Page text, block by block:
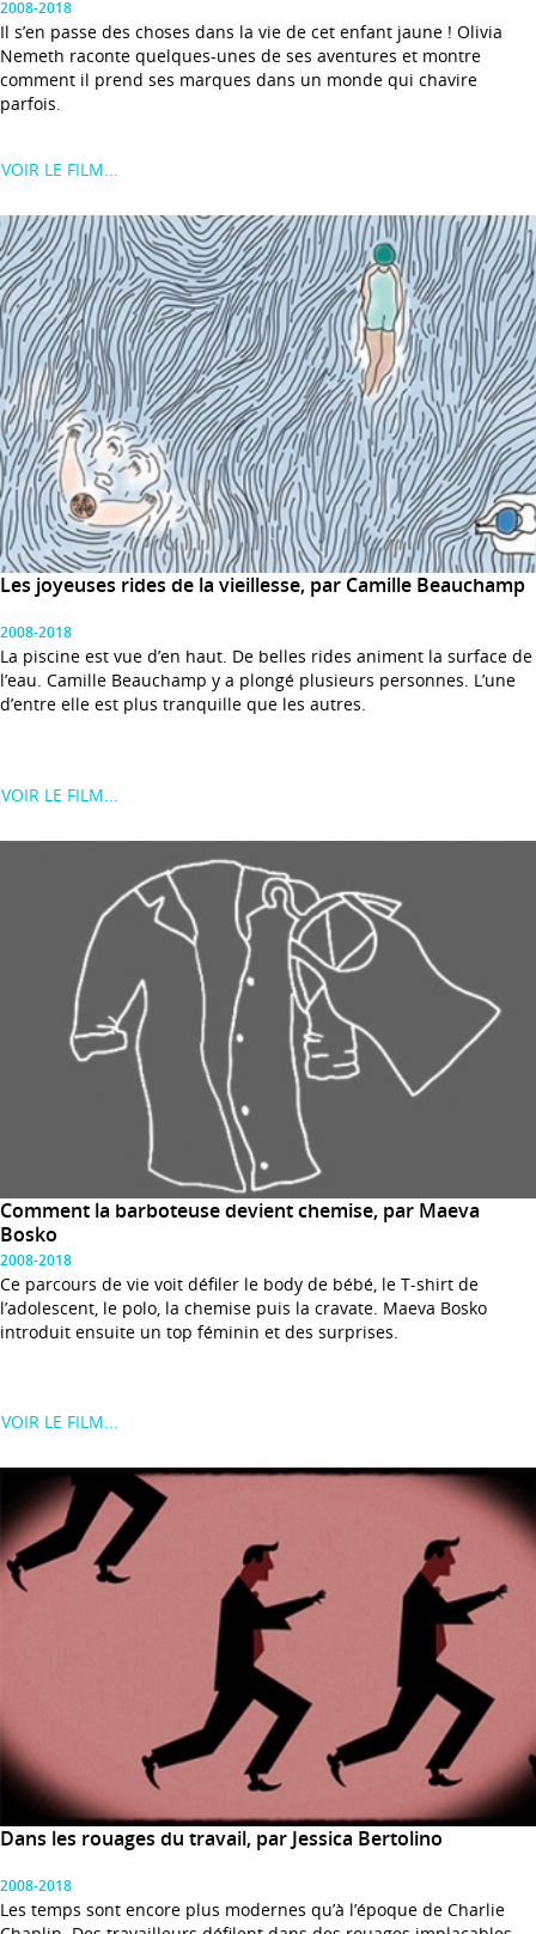
2008-2018
Il s’en passe des choses dans la vie de cet enfant jaune ! Olivia
Nemeth raconte quelques-unes de ses aventures et montre
comment il prend ses marques dans un monde qui chavire
parfois.
VOIR LE FILM...
Les joyeuses rides de la vieillesse, par Camille Beauchamp
2008-2018
La piscine est vue d’en haut. De belles rides animent la surface de
l’eau. Camille Beauchamp y a plongé plusieurs personnes. L’une
d’entre elle est plus tranquille que les autres.
VOIR LE FILM...
Comment la barboteuse devient chemise, par Maeva
Bosko
2008-2018
Ce parcours de vie voit défiler le body de bébé, le T-shirt de
l’adolescent, le polo, la chemise puis la cravate. Maeva Bosko
introduit ensuite un top féminin et des surprises.
VOIR LE FILM...
Dans les rouages du travail, par Jessica Bertolino
2008-2018
Les temps sont encore plus modernes qu’à l’époque de Charlie